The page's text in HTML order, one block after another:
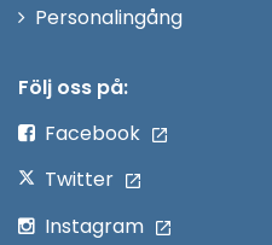
PersonalingångÖppna
Följ oss på:
Facebook
Twitter
Instagram